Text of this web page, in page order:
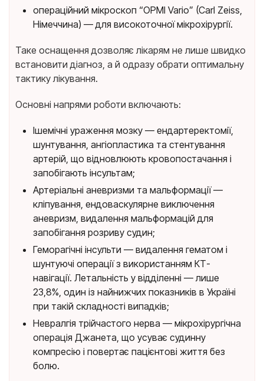
операційний мікроскоп “OPMI Vario” (Carl Zeiss,
Німеччина) — для високоточної мікрохірургії.
Таке оснащення дозволяє лікарям не лише швидко
встановити діагноз, а й одразу обрати оптимальну
тактику лікування.
Основні напрями роботи включають:
Ішемічні ураження мозку — ендартеректомії,
шунтування, ангіопластика та стентування
артерій, що відновлюють кровопостачання і
запобігають інсультам;
Артеріальні аневризми та мальформації —
кліпування, ендоваскулярне виключення
аневризм, видалення мальформацій для
запобігання розриву судин;
Геморагічні інсульти — видалення гематом і
шунтуючі операції з використанням КТ-
навігації. Летальність у відділенні — лише
23,8%, один із найнижчих показників в Україні
при такій складності випадків;
Невралгія трійчастого нерва — мікрохірургічна
операція Джанета, що усуває судинну
компресію і повертає пацієнтові життя без
болю.